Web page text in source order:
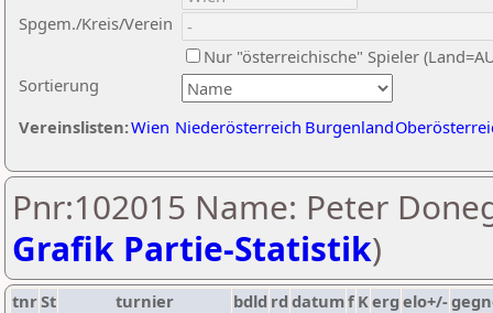
Sortierung
Spgem./Kreis/Verein
Nur "österreichische" Spieler
Vereinslisten:Wien Niederösterreich Burgenland
Pnr:102015 Name: Peter
Grafik Partie-Statistik)
tnrSt turnier bdld rd datumf Kerg elo+/-